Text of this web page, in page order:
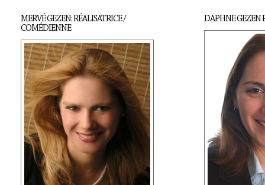
MERVÉ GEZEN: RÉALISATRICE /
COMÉDIENNE
DAPHNE GEZEN